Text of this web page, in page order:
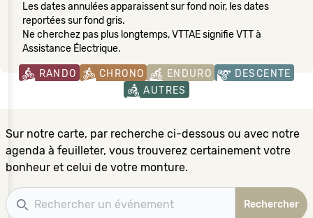
Les dates annulées apparaissent sur fond noir, les dates
reportées sur fond gris.
Ne cherchez pas plus longtemps, VTTAE signifie VTT à
Assistance Électrique.
RANDO CHRONO ENDURO
DESCENTE
AUTRES
Sur notre carte, par recherche ci-dessous ou avec notre
agenda à feuilleter, vous trouverez certainement votre
bonheur et celui de votre monture.
Recherche